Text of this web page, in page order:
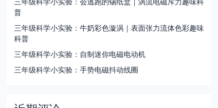
普
三年级科学小实验：牛奶彩色漩涡｜表面张力流体色彩趣味
科普
三年级科学小实验：自制迷你电磁电动机
三年级科学小实验：手势电磁抖动线圈